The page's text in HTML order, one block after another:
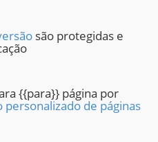
são protegidas e
{{para}} página por
personalizado de páginas